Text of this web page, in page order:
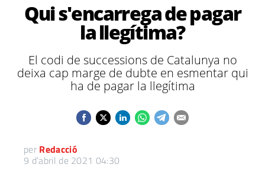
Qui s'encarrega de pagar
la llegítima?
El codi de successions de Catalunya no
deixa cap marge de dubte en esmentar qui
ha de pagar la llegítima
per Redacció
9 d’abril de 2021 04:30